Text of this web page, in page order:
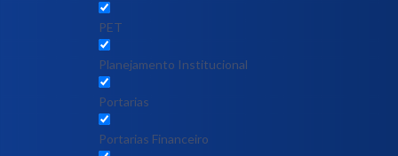
PET
Planejamento Institucional
Portarias
Portarias Financeiro